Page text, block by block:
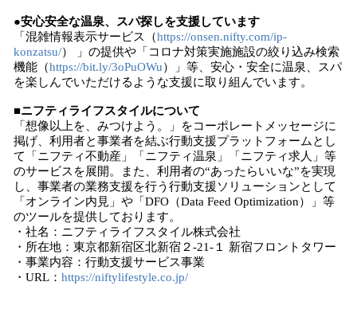
●安心安全な温泉、スパ探しを支援しています
「混雑情報表示サービス（https://onsen.nifty.com/ip-
konzatsu/） 」の提供や「コロナ対策実施施設の絞り込み検索
機能（https://bit.ly/3oPuOWu）」等、安心・安全に温泉、スパ
を楽しんでいただけるような支援に取り組んでいます。
■ニフティライフスタイルについて
「想像以上を、みつけよう。」をコーポレートメッセージに
掲げ、利用者と事業者を結ぶ行動支援プラットフォームとし
て「ニフティ不動産」「ニフティ温泉」「ニフティ求人」等
のサービスを展開。また、利用者の“あったらいいな”を実現
し、事業者の業務支援を行う行動支援ソリューションとして
「オンライン内見」や「DFO（Data Feed Optimization）」等
のツールを提供しております。
・社名：ニフティライフスタイル株式会社
・所在地：東京都新宿区北新宿２-21-１ 新宿フロントタワー
・事業内容：行動支援サービス事業
・URL： https://niftylifestyle.co.jp/